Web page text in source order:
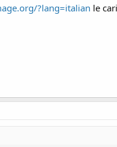
?lang=italian le